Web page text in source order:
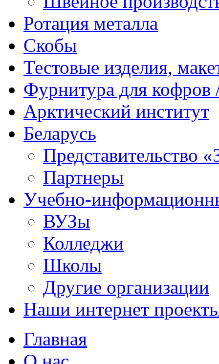
Ротация металла
Скобы
Тестовые изделия,
Фурнитура для кофров
Арктический институт
Беларусь
Представительство
Партнеры
Учебно-
ВУЗы
Колледжи
Школы
Другие организации
Наши интернет
Главная